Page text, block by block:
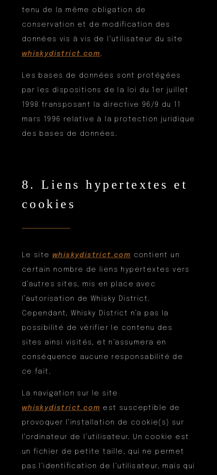
tenu de la même obligation de
conservation et de modification des
données vis à vis de l’utilisateur du site
whiskydistrict.com.
Les bases de données sont protégées
par les dispositions de la loi du 1er juillet
1998 transposant la directive 96/9 du 11
mars 1996 relative à la protection juridique
des bases de données.
8. Liens hypertextes et
cookies
Le site whiskydistrict.com contient un
certain nombre de liens hypertextes vers
d’autres sites, mis en place avec
l’autorisation de Whisky District.
Cependant, Whisky District n’a pas la
possibilité de vérifier le contenu des
sites ainsi visités, et n’assumera en
conséquence aucune responsabilité de
ce fait.
La navigation sur le site
whiskydistrict.com est susceptible de
provoquer l’installation de cookie(s) sur
l’ordinateur de l’utilisateur. Un cookie est
un fichier de petite taille, qui ne permet
pas l’identification de l’utilisateur, mais qui